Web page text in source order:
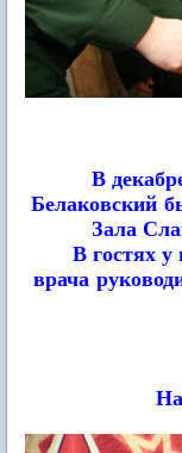
В
Белаковский
Зала
В гостях у
врача